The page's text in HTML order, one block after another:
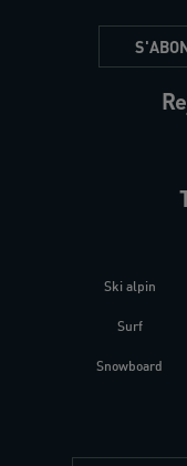
Ski alpin
Surf
Snowboard